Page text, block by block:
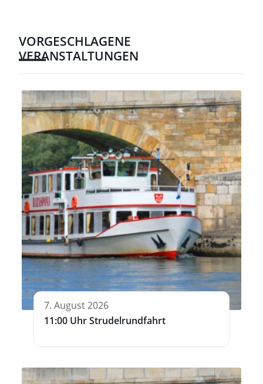
VORGESCHLAGENE
VERANSTALTUNGEN
7. August 2026
11:00 Uhr Strudelrundfahrt